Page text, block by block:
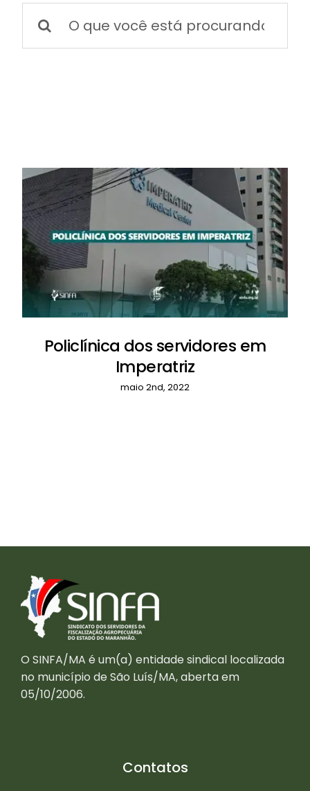
NOTÍCIAS
resultados
para:
Policlínica dos servidores em
Imperatriz
maio 2nd, 2022
O SINFA/MA é um(a) entidade sindical localizada
no município de São Luís/MA, aberta em
05/10/2006.
Contatos